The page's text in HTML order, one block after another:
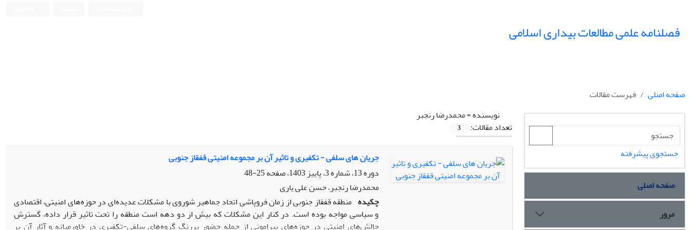
فصلنامه علمی مطالعات بیداری اسلامی
صفحه اصلی
فهرست مقالات
نویسنده =محمدرضا رنجبر
تعداد مقالات:
3
جریان های سلفی - تکفیری و تاثیر آن بر مجموعه امنیتی قفقاز جنوبی
دوره 13، شماره 3، پاییز 1403، صفحه
25-48
محمدرضا رنجبر، حسن علی یاری
چکیده منطقه قفقاز جنوبی از زمان فروپاشی اتحاد جماهیر شوروی با مشکلات عدیده‌ای در حوزه‌های امنیتی، اقتصادی
و سیاسی مواجه بوده است. در کنار این مشکلات که بیش از دو دهه است منطقه را تحت تاثیر قرار داده، گسترش
چالش‌های امنیتی در حوزه‌های پیرامونی از جمله حضور پررنگ گروه‌های سلفی-تکفیری در خاورمیانه و آثار آن بر
جستجوی پیشرفته
صفحه اصلی
مرور